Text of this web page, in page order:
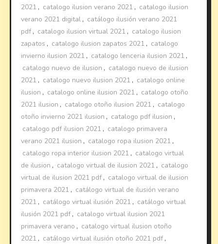
2021 , catalogo ilusion verano 2021 , catalogo ilusion
verano 2021 digital , catálogo ilusión verano 2021
pdf , catalogo ilusion virtual 2021 , catalogo ilusion
zapatos , catalogo ilusion zapatos 2021 , catalogo
invierno ilusion 2021 , catalogo lenceria ilusion 2021 ,
catalogo nuevo de ilusion , catalogo nuevo de ilusion
2021 , catalogo nuevo ilusion 2021 , catalogo online
ilusion , catalogo online ilusion 2021 , catalogo otoño
2021 ilusion , catalogo otoño ilusion 2021 , catalogo
otoño invierno 2021 ilusion , catalogo pdf ilusion ,
catalogo pdf ilusion 2021 , catalogo primavera
verano 2021 ilusion , catalogo ropa ilusion 2021 ,
catalogo ropa interior ilusion 2021 , catalogo virtual
de ilusion , catalogo virtual de ilusion 2021 , catalogo
virtual de ilusion 2021 pdf , catalogo virtual de ilusion
primavera 2021 , catálogo virtual de ilusión verano
2021 , catálogo virtual ilusión 2021 , catálogo virtual
ilusión 2021 pdf , catalogo virtual ilusion 2021
primavera verano , catalogo virtual ilusion otoño
2021 , catálogo virtual ilusión otoño 2021 pdf ,